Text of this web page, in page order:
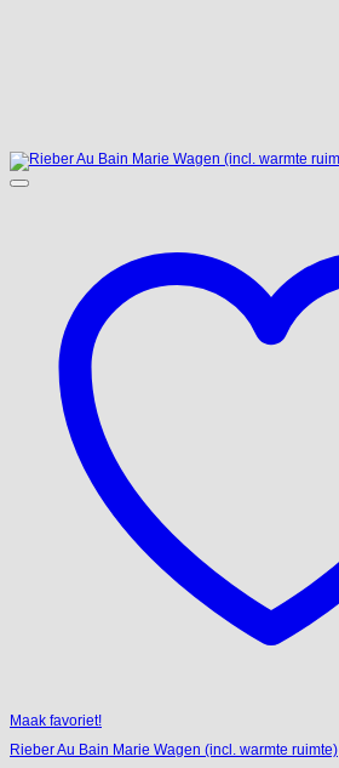
Maak favoriet!
Rieber Au Bain Marie Wagen (incl. warmte ruimte)